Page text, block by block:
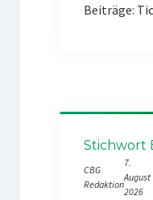
Beiträge:
Stichwort
CBG
Redaktion
7.
August
2026